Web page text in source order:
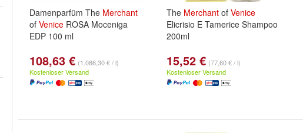
Damenparfüm The Merchant
of Venice ROSA Moceniga
EDP 100 ml
108,63 € (1.086,30 € / l)
Kostenloser Versand
The Merchant of Venice
Elicrisio E Tamerice Shampoo
200ml
15,52 € (77,60 € / l)
Kostenloser Versand